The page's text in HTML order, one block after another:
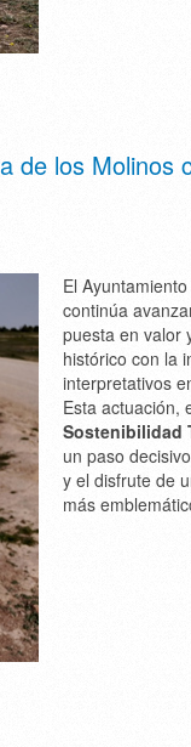
de los Molinos
El
continúa
puesta en valor
histórico con la
interpretativos
Esta actuación,
Sostenibilidad
un paso
y el disfrute de
más